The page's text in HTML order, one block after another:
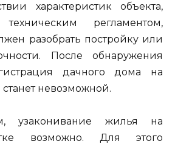
характеристик объекта,
техническим регламентом,
разобрать постройку или
После обнаружения
дачного дома на
невозможной.
узаконивание жилья на
возможно. Для этого